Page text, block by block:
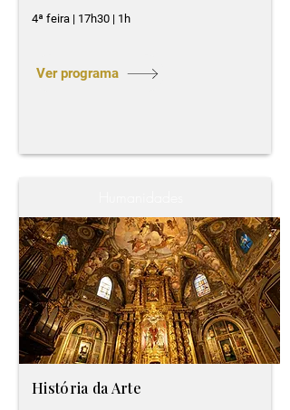
4ª feira | 17h30 | 1h
Ver programa
História da Arte